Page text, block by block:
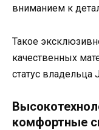
вниманием к
Такое
качественных
статус владельца
комфортные